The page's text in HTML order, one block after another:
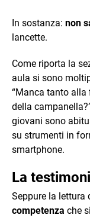
In sostanza: non
lancette.
Come riporta la
aula si sono
“Manca tanto alla
della
giovani sono
su strumenti in
smartphone.
La
Seppure la lettura
competenza che